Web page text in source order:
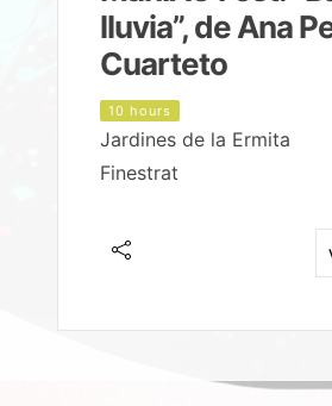
lluvia”, de Ana
Cuarteto
10 hours
Jardines de la Ermita
Finestrat